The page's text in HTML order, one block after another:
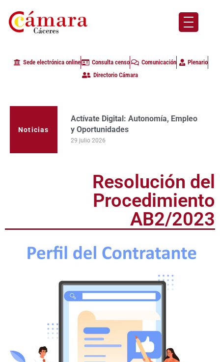
Sede electrónica online Consulta censo Comunicación
Plenario
Directorio Cámara
Noticias
Actívate Digital: Autonomía, Empleo
y Oportunidades
29 julio 2026
Resolución del
Procedimiento
AB2/2023